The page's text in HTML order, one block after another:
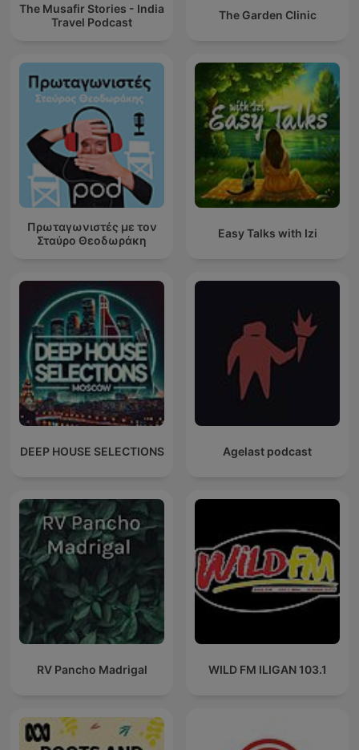
The Musafir Stories - India
Travel Podcast
The Garden Clinic
Πρωταγωνιστές με τον
Σταύρο Θεοδωράκη
Easy Talks with Izi
DEEP HOUSE SELECTIONS Agelast podcast
RV Pancho Madrigal WILD FM ILIGAN 103.1